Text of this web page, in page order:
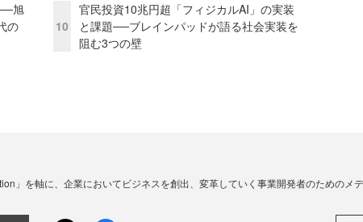
旭
の
10
官民投資10兆円超「フィジカルAI」の実装
と課題──ブレインパッドが語る社会実装を
阻む3つの壁
」を軸に、企業においてビジネスを創出、変革していく事業開発者のためのメデ